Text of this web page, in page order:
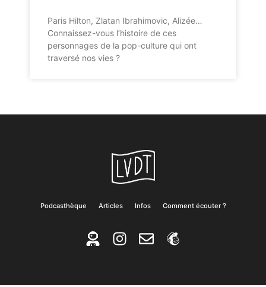
Paris Hilton, Zlatan Ibrahimovic, Alizée…
Connaissez-vous l’histoire de ces
personnages de la pop-culture qui ont
traversé nos vies ?
Podcasthèque Articles Infos Comment écouter ?